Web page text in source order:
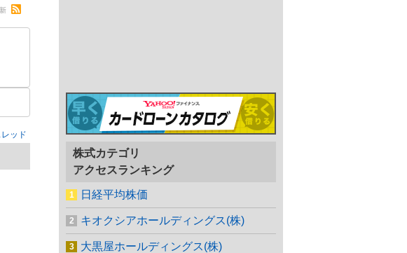
ッド
株式カテゴリ
アクセスランキング
日経平均株価
キオクシアホールディングス(株)
大黒屋ホールディングス(株)